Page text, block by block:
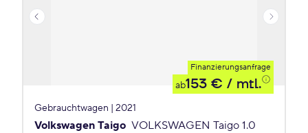
Finanzierungsanfrage
ab153 € / mtl.
Gebrauchtwagen | 2021
Volkswagen Taigo VOLKSWAGEN Taigo 1.0